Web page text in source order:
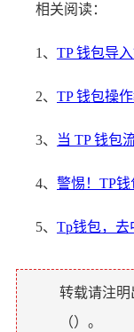
相关阅读：
1、 TP 钱包导
2、 TP 钱包操
3、 当 TP 钱包
4、 警惕！TP
5、 Tp钱包，去
转载请注明
（）。